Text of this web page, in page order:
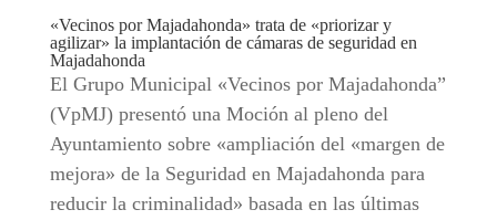
«Vecinos por Majadahonda» trata de «priorizar y
agilizar» la implantación de cámaras de seguridad en
Majadahonda
El Grupo Municipal «Vecinos por Majadahonda”
(VpMJ) presentó una Moción al pleno del
Ayuntamiento sobre «ampliación del «margen de
mejora» de la Seguridad en Majadahonda para
reducir la criminalidad» basada en las últimas